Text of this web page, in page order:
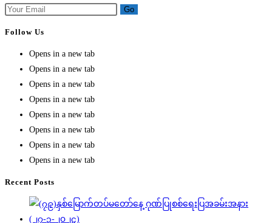
Go
Follow Us
Opens in a new tab
Opens in a new tab
Opens in a new tab
Opens in a new tab
Opens in a new tab
Opens in a new tab
Opens in a new tab
Opens in a new tab
Recent Posts